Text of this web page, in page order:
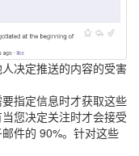
决定推送的内容的受害
指定信息时才获取这些
您决定关注时才会接受
件的 90%。针对这些